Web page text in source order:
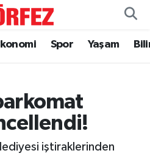
Spor Yaşam
iştiraklerinden